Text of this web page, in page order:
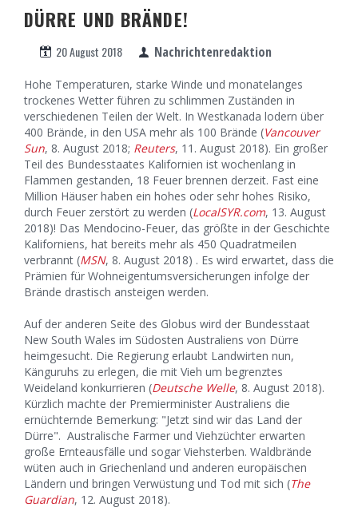
DÜRRE UND BRÄNDE!
20 August 2018 Nachrichtenredaktion
Hohe Temperaturen, starke Winde und monatelanges
trockenes Wetter führen zu schlimmen Zuständen in
verschiedenen Teilen der Welt. In Westkanada lodern über
400 Brände, in den USA mehr als 100 Brände (Vancouver
Sun, 8. August 2018; Reuters, 11. August 2018). Ein großer
Teil des Bundesstaates Kalifornien ist wochenlang in
Flammen gestanden, 18 Feuer brennen derzeit. Fast eine
Million Häuser haben ein hohes oder sehr hohes Risiko,
durch Feuer zerstört zu werden (LocalSYR.com, 13. August
2018)! Das Mendocino-Feuer, das größte in der Geschichte
Kaliforniens, hat bereits mehr als 450 Quadratmeilen
verbrannt (MSN, 8. August 2018) . Es wird erwartet, dass die
Prämien für Wohneigentumsversicherungen infolge der
Brände drastisch ansteigen werden.
Auf der anderen Seite des Globus wird der Bundesstaat
New South Wales im Südosten Australiens von Dürre
heimgesucht. Die Regierung erlaubt Landwirten nun,
Känguruhs zu erlegen, die mit Vieh um begrenztes
Weideland konkurrieren (Deutsche Welle, 8. August 2018).
Kürzlich machte der Premierminister Australiens die
ernüchternde Bemerkung: "Jetzt sind wir das Land der
Dürre". Australische Farmer und Viehzüchter erwarten
große Ernteausfälle und sogar Viehsterben. Waldbrände
wüten auch in Griechenland und anderen europäischen
Ländern und bringen Verwüstung und Tod mit sich (The
Guardian, 12. August 2018).